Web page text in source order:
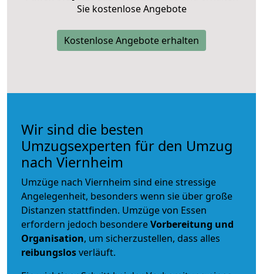
Sie kostenlose Angebote
Kostenlose Angebote erhalten
Wir sind die besten
Umzugsexperten für den Umzug
nach Viernheim
Umzüge nach Viernheim sind eine stressige
Angelegenheit, besonders wenn sie über große
Distanzen stattfinden. Umzüge von Essen
erfordern jedoch besondereVorbereitung und
Organisation, um sicherzustellen, dass alles
reibungslosverläuft.